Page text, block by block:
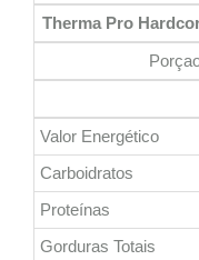
Therma Pro
Valor Energético
Carboidratos
Proteínas
Gorduras Totais